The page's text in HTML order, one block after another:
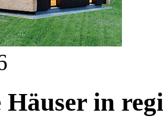
Häuser in